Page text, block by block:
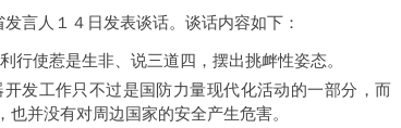
言人１４日发表谈话。谈话内容如下：
行使惹是生非、说三道四，摆出挑衅性姿态。
发工作只不过是国防力量现代化活动的一部分，而
并没有对周边国家的安全产生危害。